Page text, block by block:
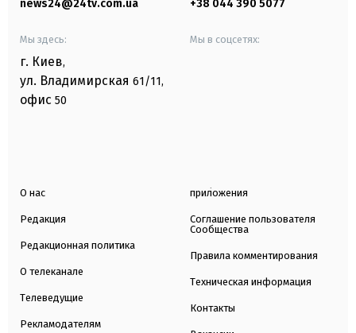
news24@24tv.com.ua +38 044 390 5077
Мы здесь:
г. Киев,
ул. Владимирская 61/11,
офис 50
Мы в соцсетях:
О нас
Редакция
Редакционная политика
О телеканале
Телеведущие
Рекламодателям
приложения
Соглашение пользователя
Сообщества
Правила комментирования
Техническая информация
Контакты